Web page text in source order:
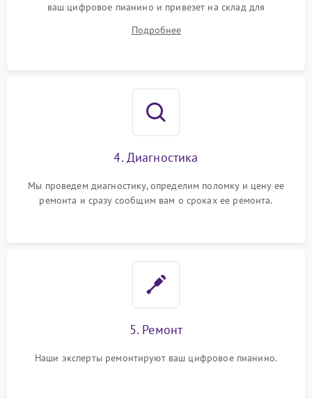
ваш цифровое пианино и привезет на склад для
Подробнее
4. Диагностика
Мы проведем диагностику, определим поломку и цену ее
ремонта и сразу сообщим вам о сроках ее ремонта.
5. Ремонт
Наши эксперты ремонтируют ваш цифровое пианино.